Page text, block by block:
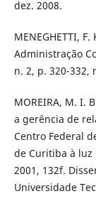
dez. 2008.
MENEGHETTI,
Administração
n. 2, p. 320-332,
MOREIRA, M. I.
a gerência de
Centro Federal
de Curitiba à luz
2001, 132f.
Universidade